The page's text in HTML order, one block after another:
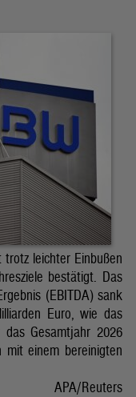
leichter Einbußen
bestätigt. Das
(EBITDA) sank
Euro, wie das
Gesamtjahr 2026
mit einem bereinigten
APA/Reuters